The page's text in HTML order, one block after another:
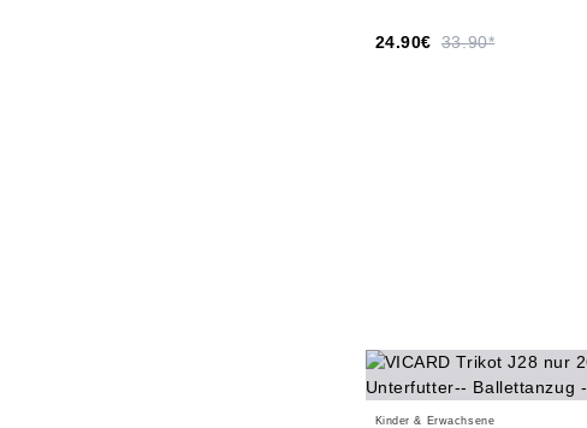
24.90€ 33.90*
Kinder & Erwachsene